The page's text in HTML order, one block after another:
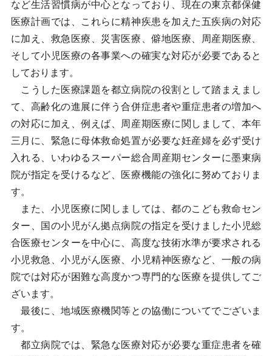
など生活習慣病が中心となっており、現在の東京都保健
医療計画では、これらに精神疾患を加えた五疾病の対応
に加え、救急医療、災害医療、僻地医療、周産期医療、
そして小児医療の各事業への確実な対応が必要であると
しております。
こうした医療課題を都立病院の役割として踏まえまし
て、高齢化の進展に伴う合併症患者や重症患者の増加へ
の対応に加え、例えば、周産期医療に関しまして、本年
三月に、緊急に母体救命処置が必要な妊産婦を必ず受け
入れる、いわゆるスーパー総合周産期センターに墨東病
院が指定を受けるなど、医療機能の強化に努めておりま
す。
また、小児医療に関しましては、都のこども救命セン
ター、国の小児がん拠点病院の指定を受けました小児総
合医療センターを中心に、高度な技術水準が要求される
小児救急、小児がん医療、小児精神医療など、一般の病
院では対応が困難な高度かつ専門的な医療を提供してご
ざいます。
最後に、地域医療機関等との協働についてでございま
す。
都立病院では、緊急な医療対応が必要な重症患者を確